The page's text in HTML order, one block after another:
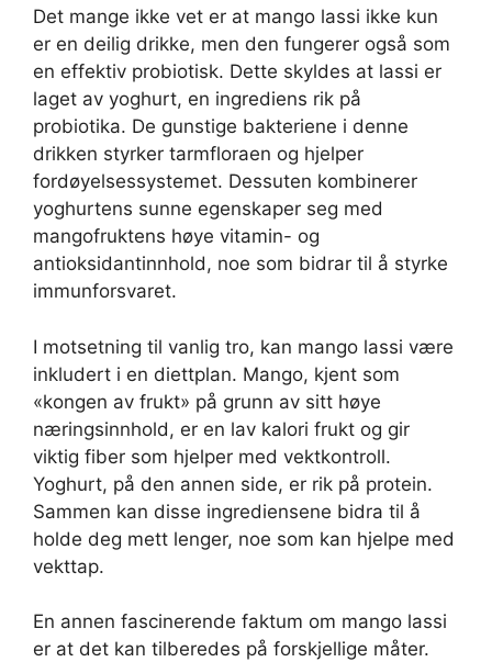
Det mange ikke vet er at mango lassi ikke kun
er en deilig drikke, men den fungerer også som
en effektiv probiotisk. Dette skyldes at lassi er
laget av yoghurt, en ingrediens rik på
probiotika. De gunstige bakteriene i denne
drikken styrker tarmfloraen og hjelper
fordøyelsessystemet. Dessuten kombinerer
yoghurtens sunne egenskaper seg med
mangofruktens høye vitamin- og
antioksidantinnhold, noe som bidrar til å styrke
immunforsvaret.
I motsetning til vanlig tro, kan mango lassi være
inkludert i en diettplan. Mango, kjent som
«kongen av frukt» på grunn av sitt høye
næringsinnhold, er en lav kalori frukt og gir
viktig fiber som hjelper med vektkontroll.
Yoghurt, på den annen side, er rik på protein.
Sammen kan disse ingrediensene bidra til å
holde deg mett lenger, noe som kan hjelpe med
vekttap.
En annen fascinerende faktum om mango lassi
er at det kan tilberedes på forskjellige måter.